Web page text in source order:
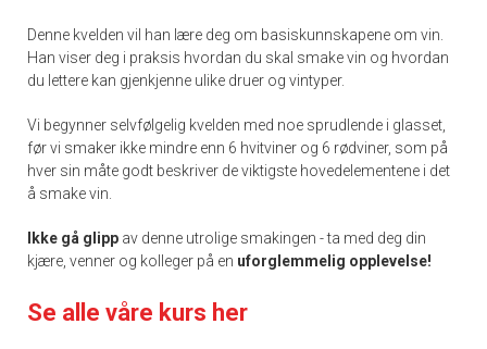
Denne kvelden vil han lære deg om basiskunnskapene om vin.
Han viser deg i praksis hvordan du skal smake vin og hvordan
du lettere kan gjenkjenne ulike druer og vintyper.
Vi begynner selvfølgelig kvelden med noe sprudlende i glasset,
før vi smaker ikke mindre enn 6 hvitviner og 6 rødviner, som på
hver sin måte godt beskriver de viktigste hovedelementene i det
å smake vin.
Ikke gå glipp av denne utrolige smakingen - ta med deg din
kjære, venner og kolleger på en uforglemmelig opplevelse!
Se alle våre kurs her